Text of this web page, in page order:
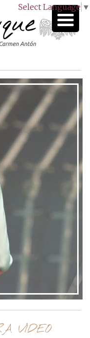
Select Language ▼
VÍDEO